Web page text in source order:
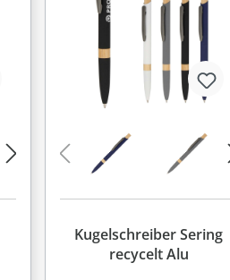
Kugelschreiber Sering
recycelt Alu